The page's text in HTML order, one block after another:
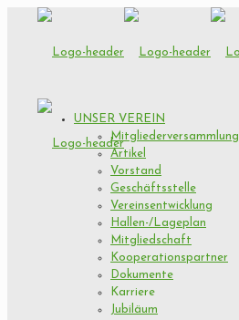
UNSER VEREIN
Mitgliederversammlung
Artikel
Vorstand
Geschäftsstelle
Vereinsentwicklung
Hallen-/Lageplan
Mitgliedschaft
Kooperationspartner
Dokumente
Karriere
Jubiläum